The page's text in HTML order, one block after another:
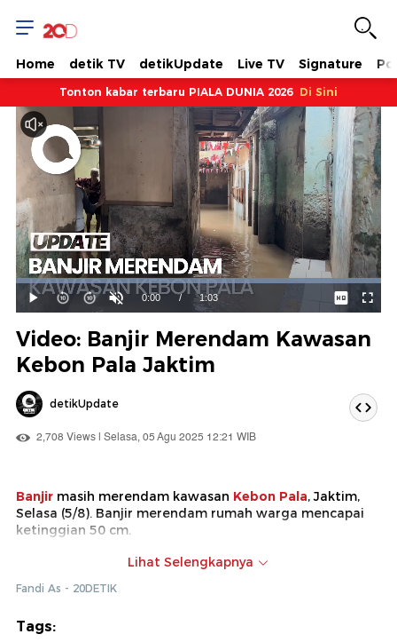
Home detik TV detikUpdate Live TV Signature
Tonton kabar terbaru PIALA DUNIA 2026 Di Sini
Mainkan
Suara
Hidup
Waktu
ini
0:00 / Durasi
1:03
Dimuat:
100.00%
Video: Banjir Merendam Kawasan
Kebon Pala Jaktim
detikUpdate
2,708 Views | Selasa, 05 Agu 2025 12:21 WIB
Banjir masih merendam kawasan Kebon Pala, Jaktim,
Selasa (5/8). Banjir merendam rumah warga mencapai
ketinggian 50 cm.
Banjir sempat merendam kawasan ini pada Senin pagi
merendam rumah warga pada Selasa dini hari (5/8).
Lihat Selengkapnya
Fandi As - 20DETIK
Tags: